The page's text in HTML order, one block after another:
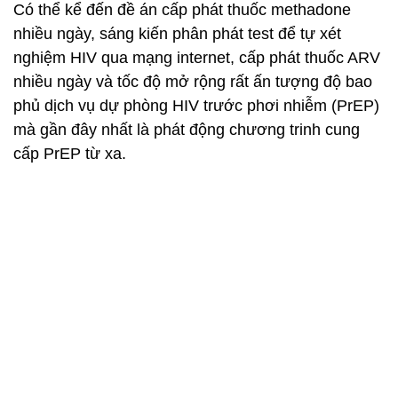
Có thể kể đến đề án cấp phát thuốc methadone
nhiều ngày, sáng kiến phân phát test để tự xét
nghiệm HIV qua mạng internet, cấp phát thuốc ARV
nhiều ngày và tốc độ mở rộng rất ấn tượng độ bao
phủ dịch vụ dự phòng HIV trước phơi nhiễm (PrEP)
mà gần đây nhất là phát động chương trinh cung
cấp PrEP từ xa.